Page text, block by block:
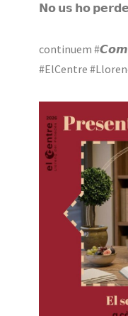
𝗡𝗼 𝘂𝘀 𝗵𝗼
continuem
#ElCentre